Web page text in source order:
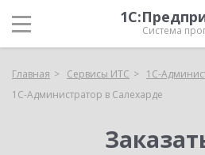
Система
Главная Сервисы ИТС
1С-
1С-Администратор в Салехарде